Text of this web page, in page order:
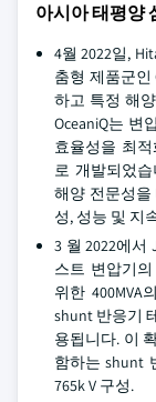
아시아 태평양
4월 2022일,
춤형 제품군인
하고 특정 해
OceaniQ는 변
효율성을 최
로 개발되었
해양 전문성을
성, 성능 및 지
3 월 2022에서
스트 변압기
위한 400MVA
shunt 반응기
용됩니다. 이
함하는 shunt
765k V 구성.